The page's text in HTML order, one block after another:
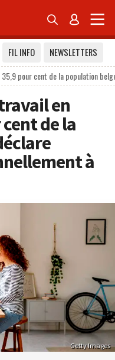
 
FIL INFO
NEWSLETTERS
35,9 pour cent de la population
en
de la
à
Getty Images